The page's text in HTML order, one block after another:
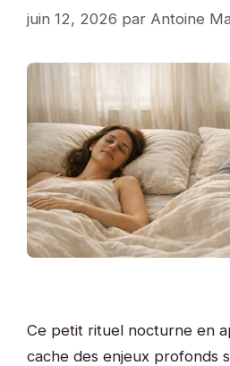
juin 12, 2026 par Antoine
Ce petit rituel nocturne en
cache des enjeux profonds